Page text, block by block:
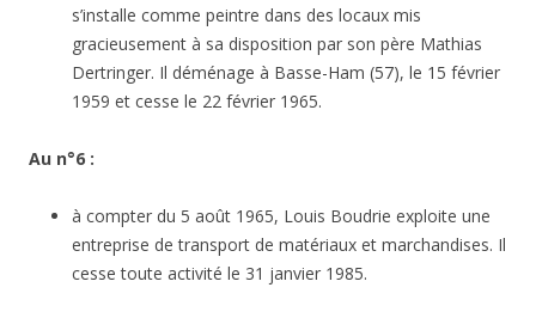
s’installe comme peintre dans des locaux mis
gracieusement à sa disposition par son père Mathias
Dertringer. Il déménage à Basse-Ham (57), le 15 février
1959 et cesse le 22 février 1965.
Au n°6 :
à compter du 5 août 1965, Louis Boudrie exploite une
entreprise de transport de matériaux et marchandises. Il
cesse toute activité le 31 janvier 1985.